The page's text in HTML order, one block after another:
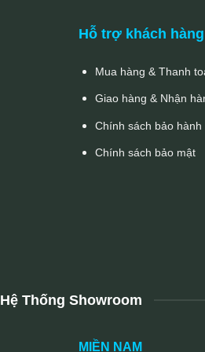
Hỗ trợ khách hàng
Mua hàng & Thanh
Giao hàng & Nhận
Chính sách bảo hành
Chính sách bảo mật
Hệ Thống Showroom
MIỀN NAM